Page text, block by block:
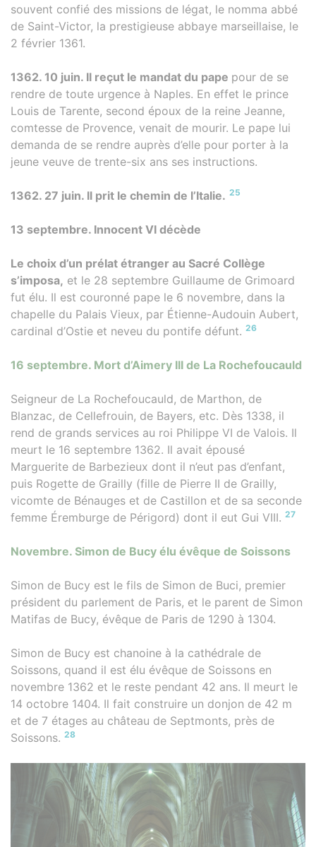
souvent confié des missions de légat, le nomma abbé
de Saint-Victor, la prestigieuse abbaye marseillaise, le
2 février 1361.
1362. 10 juin. Il reçut le mandat du pape pour de se
rendre de toute urgence à Naples. En effet le prince
Louis de Tarente, second époux de la reine Jeanne,
comtesse de Provence, venait de mourir. Le pape lui
demanda de se rendre auprès d’elle pour porter à la
jeune veuve de trente-six ans ses instructions.
1362. 27 juin. Il prit le chemin de l’Italie. 25
13 septembre. Innocent VI décède
Le choix d’un prélat étranger au Sacré Collège
s’imposa, et le 28 septembre Guillaume de Grimoard
fut élu. Il est couronné pape le 6 novembre, dans la
chapelle du Palais Vieux, par Étienne-Audouin Aubert,
cardinal d’Ostie et neveu du pontife défunt. 26
16 septembre. Mort d’Aimery III de La Rochefoucauld
Seigneur de La Rochefoucauld, de Marthon, de
Blanzac, de Cellefrouin, de Bayers, etc. Dès 1338, il
rend de grands services au roi Philippe VI de Valois. Il
meurt le 16 septembre 1362. Il avait épousé
Marguerite de Barbezieux dont il n’eut pas d’enfant,
puis Rogette de Grailly (fille de Pierre II de Grailly,
vicomte de Bénauges et de Castillon et de sa seconde
femme Éremburge de Périgord) dont il eut Gui VIII. 27
Novembre. Simon de Bucy élu évêque de Soissons
Simon de Bucy est le fils de Simon de Buci, premier
président du parlement de Paris, et le parent de Simon
Matifas de Bucy, évêque de Paris de 1290 à 1304.
Simon de Bucy est chanoine à la cathédrale de
Soissons, quand il est élu évêque de Soissons en
novembre 1362 et le reste pendant 42 ans. Il meurt le
14 octobre 1404. Il fait construire un donjon de 42 m
et de 7 étages au château de Septmonts, près de
Soissons. 28